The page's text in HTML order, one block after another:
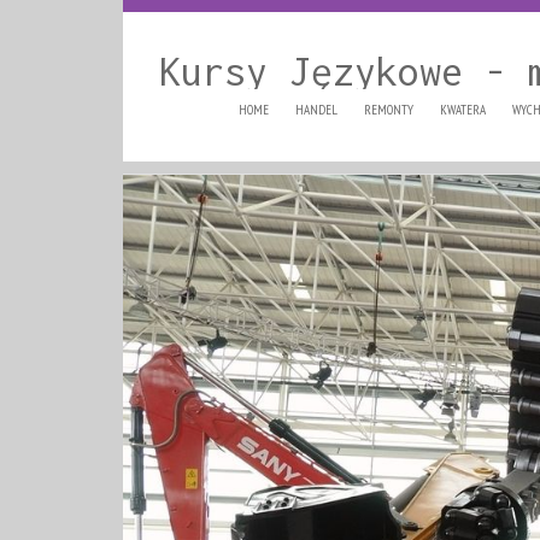
Kursy Językowe -
HOME HANDEL REMONTY KWATERA